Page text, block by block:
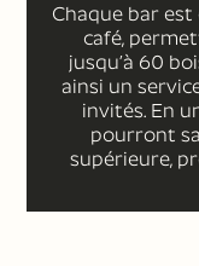
Chaque bar est
café,
jusqu’à 60
ainsi un
invités. En
pourront
supérieure,